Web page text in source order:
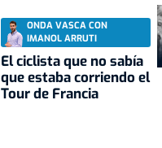
ONDA VASCA CON
IMANOL ARRUTI
El ciclista que no sabía
que estaba corriendo el
Tour de Francia